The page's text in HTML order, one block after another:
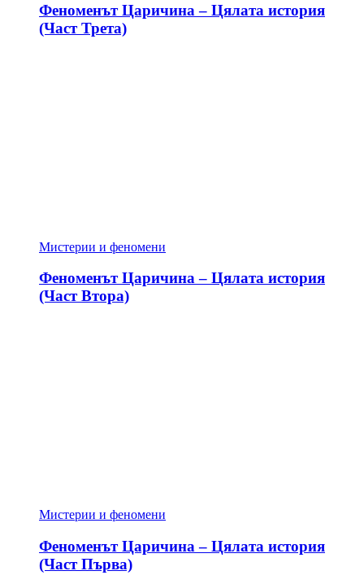
Феноменът Царичина – Цялата история
(Част Трета)
Мистерии и феномени
Феноменът Царичина – Цялата история
(Част Втора)
Мистерии и феномени
Феноменът Царичина – Цялата история
(Част Първа)